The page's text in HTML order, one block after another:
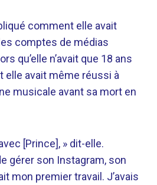
comment elle avait
comptes de médias
qu’elle n’avait que 18 ans
elle avait même réussi à
musicale avant sa mort en
[Prince], » dit-elle.
gérer son Instagram, son
mon premier travail. J’avais